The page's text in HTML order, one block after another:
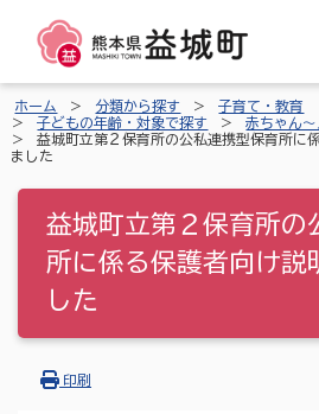
ホーム 分類から探す
子育て・教育
子どもの年齢・対象で探す
赤ちゃん
益城町立第２保育所の公私連携型保育所に
ました
益城町立第２保育所の
所に係る保護者向け説
した
印刷